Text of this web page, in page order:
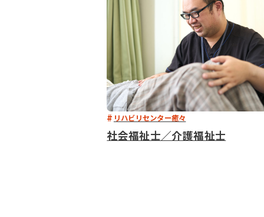
リハビリセンター癒々
社会福祉士／介護福祉士